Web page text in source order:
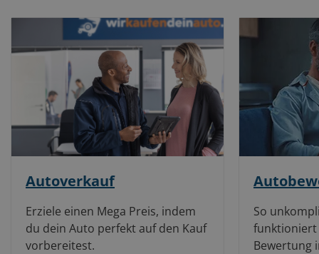
Autoverkauf
Erziele einen Mega Preis, indem
du dein Auto perfekt auf den Kauf
vorbereitest.
So
funktioniert
Bewertung